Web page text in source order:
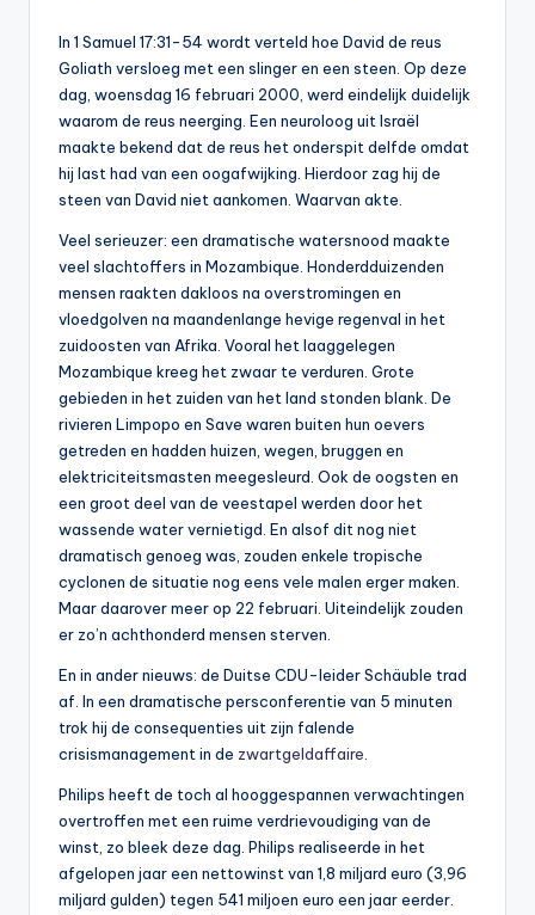
0
0
In 1 Samuel 17:31-54 wordt verteld hoe David de reus
Goliath versloeg met een slinger en een steen. Op deze
dag, woensdag 16 februari 2000, werd eindelijk duidelijk
waarom de reus neerging. Een neuroloog uit Israël
maakte bekend dat de reus het onderspit delfde omdat
hij last had van een oogafwijking. Hierdoor zag hij de
steen van David niet aankomen. Waarvan akte.
Veel serieuzer: een dramatische watersnood maakte
veel slachtoffers in Mozambique. Honderdduizenden
mensen raakten dakloos na overstromingen en
vloedgolven na maandenlange hevige regenval in het
zuidoosten van Afrika. Vooral het laaggelegen
Mozambique kreeg het zwaar te verduren. Grote
gebieden in het zuiden van het land stonden blank. De
rivieren Limpopo en Save waren buiten hun oevers
getreden en hadden huizen, wegen, bruggen en
elektriciteitsmasten meegesleurd. Ook de oogsten en
een groot deel van de veestapel werden door het
wassende water vernietigd. En alsof dit nog niet
dramatisch genoeg was, zouden enkele tropische
cyclonen de situatie nog eens vele malen erger maken.
Maar daarover meer op 22 februari. Uiteindelijk zouden
er zo’n achthonderd mensen sterven.
En in ander nieuws: de Duitse CDU-leider Schäuble trad
af. In een dramatische persconferentie van 5 minuten
trok hij de consequenties uit zijn falende
crisismanagement in de zwartgeldaffaire
Philips heeft de toch al hooggespannen verwachtingen
overtroffen met een ruime verdrievoudiging van de
winst, zo bleek deze dag. Philips realiseerde in het
afgelopen jaar een nettowinst van 1,8 miljard euro (3,96
miljard gulden) tegen 541 miljoen euro een jaar eerder.